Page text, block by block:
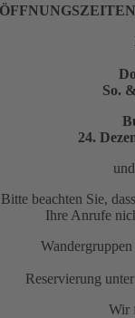
ÖFFNUNGSZEITEN
So.
24.
Bitte beachten Sie,
Ihre Anrufe
Reservierung
Wir